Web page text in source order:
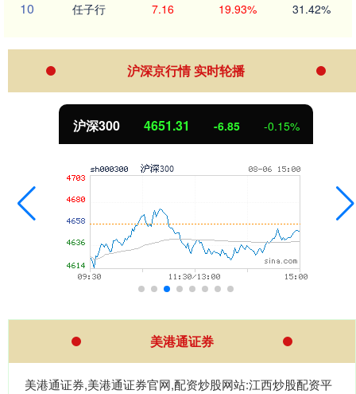
10 任子行 7.16 19.93% 31.42%
沪深京行情 实时轮播
沪深300 4651.31 -6.85 -0.15%
美港通证券
美港通证券,美港通证券官网,配资炒股网站:江西炒股配资平